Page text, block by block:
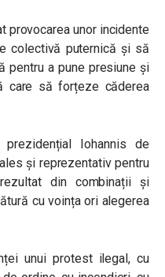
provocarea unor incidente
colectivă puternică și să
pentru a pune presiune și
care să forțeze căderea
Iohannis de
și reprezentativ pentru
din combinații și
cu voința ori alegerea
unui protest ilegal, cu